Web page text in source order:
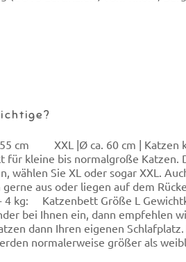
XXL |Ø ca. 60 cm | Katzen
kleine bis normalgroße
Sie XL oder sogar XXL.
aus oder liegen auf dem
4 kg: Katzenbett Größe L
bei Ihnen ein, dann empfehlen
dann Ihren eigenen
normalerweise größer als